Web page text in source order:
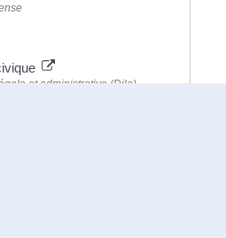
et administrative (Dila) -
administrative